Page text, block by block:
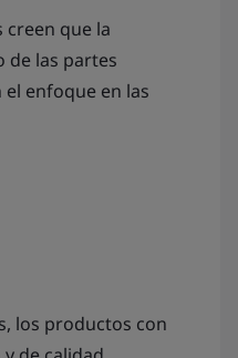
creen que la
de las partes
enfoque en las
los productos con